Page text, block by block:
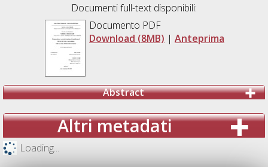
Documenti full-text disponibili:
Documento PDF
Download (8MB) | Anteprima
Abstract
Altri metadati
Loading...